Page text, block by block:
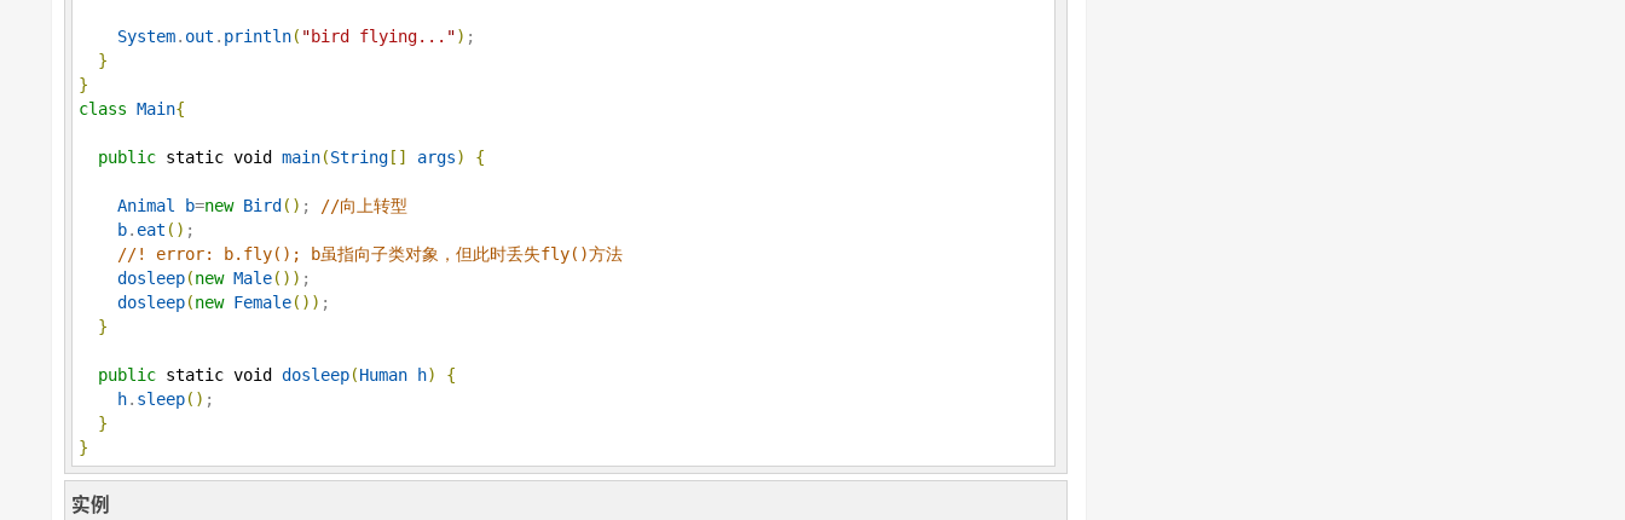
System. out . println( "bird flying... ") ;
}
}
class Main{
public static void main(String [ ] args) {
Animal b=new Bird ( ) ; //向上转型
b. eat ( ) ;
//! error: b.fly(); b虽指向子类对象，但此时丢失fly()方法
dosleep(new Male( ) ) ;
dosleep(new Female( ) ) ;
}
public static void dosleep(Human h)
{
h. sleep( ) ;
}
}
实例